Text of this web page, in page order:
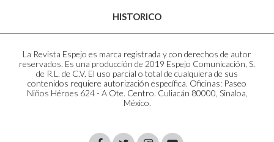
HISTORICO
La Revista Espejo es marca registrada y con derechos de autor
reservados. Es una producción de 2019 Espejo Comunicación, S.
de R.L. de C.V. El uso parcial o total de cualquiera de sus
contenidos requiere autorización específica. Oficinas: Paseo
Niños Héroes 624 - A Ote. Centro. Culiacán 80000, Sinaloa,
México.